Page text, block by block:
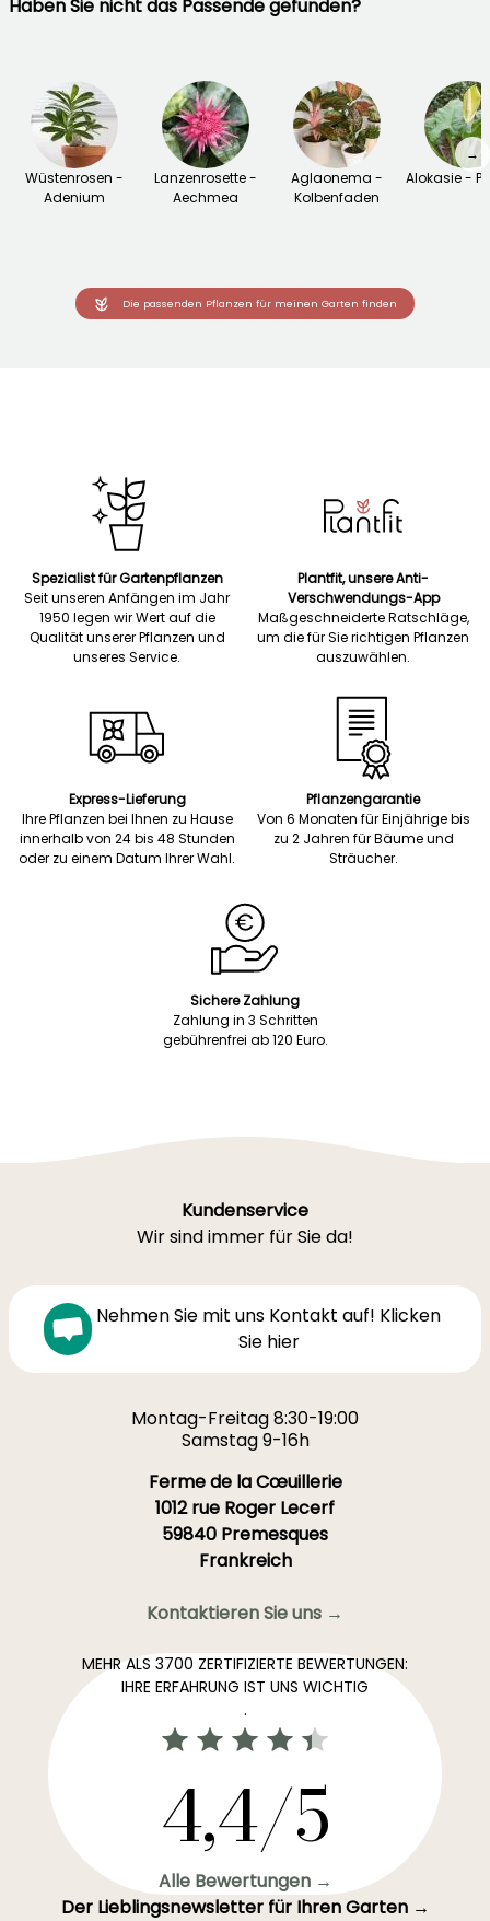
Haben Sie nicht das Passende gefunden?
Wüstenrosen -
Adenium
Lanzenrosette -
Aechmea
Aglaonema -
Kolbenfaden
Alokasie -
→
Die passenden Pflanzen für meinen Garten finden
Spezialist für Gartenpflanzen
Seit unseren Anfängen im Jahr
1950 legen wir Wert auf die
Qualität unserer Pflanzen und
unseres Service.
Plantfit, unsere Anti-
Verschwendungs-App
Maßgeschneiderte Ratschläge,
um die für Sie richtigen Pflanzen
auszuwählen.
Express-Lieferung
Ihre Pflanzen bei Ihnen zu Hause
innerhalb von 24 bis 48 Stunden
oder zu einem Datum Ihrer Wahl.
Pflanzengarantie
Von 6 Monaten für Einjährige bis
zu 2 Jahren für Bäume und
Sträucher.
Sichere Zahlung
Zahlung in 3 Schritten
gebührenfrei ab 120 Euro.
Kundenservice
Wir sind immer für Sie da!
Nehmen Sie mit uns Kontakt auf! Klicken
Sie hier
Montag-Freitag 8:30-19:00
Samstag 9-16h
Ferme de la Cœuillerie
1012 rue Roger Lecerf
59840 Premesques
Frankreich
Kontaktieren Sie uns →
MEHR ALS 3700 ZERTIFIZIERTE BEWERTUNGEN:
IHRE ERFAHRUNG IST UNS WICHTIG
.
4,4/5
Alle Bewertungen →
Der Lieblingsnewsletter für Ihren Garten →